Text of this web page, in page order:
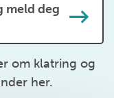
meld deg
om klatring og
her.